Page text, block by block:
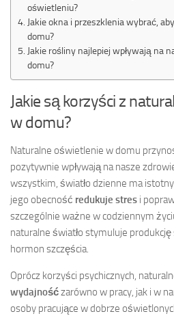
oświetleniu?
Jakie okna i przeszklenia wybrać,
domu?
Jakie rośliny najlepiej wpływają na
domu?
Jakie są korzyści z
w domu?
Naturalne oświetlenie w domu
pozytywnie wpływają na nasze
wszystkim, światło dzienne ma
jego obecność redukuje stres i
szczególnie ważne w codziennym
naturalne światło stymuluje
hormon szczęścia.
Oprócz korzyści psychicznych,
wydajnośćzarówno w pracy, jak i w
osoby pracujące w dobrze